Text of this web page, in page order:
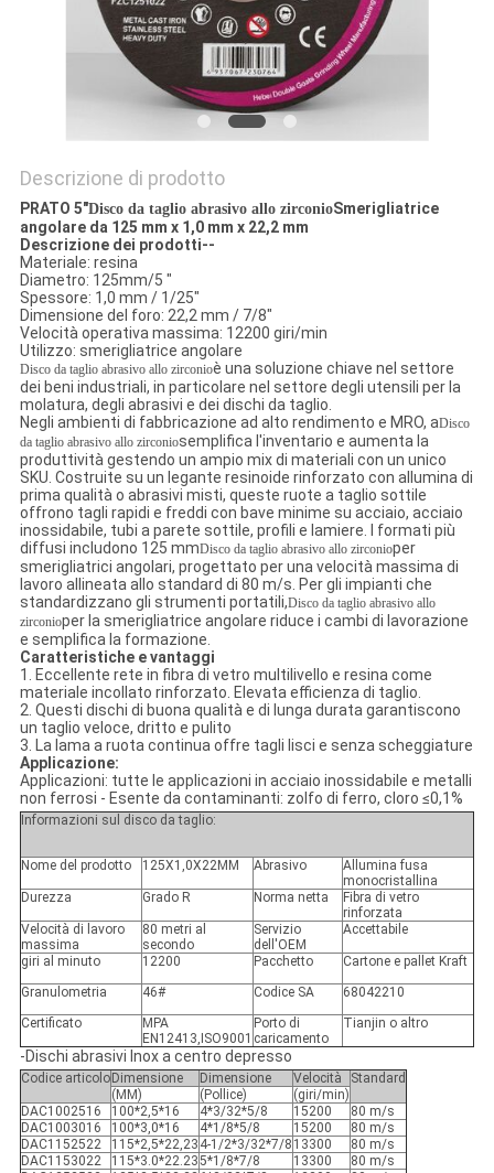
Descrizione di prodotto
PRATO 5"Disco da taglio abrasivo allo zirconioSmerigliatrice
angolare da 125 mm x 1,0 mm x 22,2 mm
Descrizione dei prodotti--
Materiale: resina
Diametro: 125mm/5 "
Spessore: 1,0 mm / 1/25"
Dimensione del foro: 22,2 mm / 7/8"
Velocità operativa massima: 12200 giri/min
Utilizzo: smerigliatrice angolare
Disco da taglio abrasivo allo zirconioè una soluzione chiave nel settore
dei beni industriali, in particolare nel settore degli utensili per la
molatura, degli abrasivi e dei dischi da taglio.
Negli ambienti di fabbricazione ad alto rendimento e MRO, aDisco
da taglio abrasivo allo zirconiosemplifica l'inventario e aumenta la
produttività gestendo un ampio mix di materiali con un unico
SKU. Costruite su un legante resinoide rinforzato con allumina di
prima qualità o abrasivi misti, queste ruote a taglio sottile
offrono tagli rapidi e freddi con bave minime su acciaio, acciaio
inossidabile, tubi a parete sottile, profili e lamiere. I formati più
diffusi includono 125 mmDisco da taglio abrasivo allo zirconioper
smerigliatrici angolari, progettato per una velocità massima di
lavoro allineata allo standard di 80 m/s. Per gli impianti che
standardizzano gli strumenti portatili,Disco da taglio abrasivo allo
zirconioper la smerigliatrice angolare riduce i cambi di lavorazione
e semplifica la formazione.
Caratteristiche e vantaggi
1. Eccellente rete in fibra di vetro multilivello e resina come
materiale incollato rinforzato. Elevata efficienza di taglio.
2. Questi dischi di buona qualità e di lunga durata garantiscono
un taglio veloce, dritto e pulito
3. La lama a ruota continua offre tagli lisci e senza scheggiature
Applicazione:
Applicazioni: tutte le applicazioni in acciaio inossidabile e metalli
non ferrosi - Esente da contaminanti: zolfo di ferro, cloro ≤0,1%
Informazioni sul disco da taglio:
Nome del prodotto 125X1,0X22MM Abrasivo
Allumina fusa
monocristallina
Durezza
Grado R Norma netta
Fibra di vetro
rinforzata
Velocità di lavoro
massima
80 metri al
secondo
Servizio
dell'OEM
Accettabile
giri al minuto 12200 Pacchetto
Cartone e pallet Kraft
Granulometria
46# Codice SA
68042210
Certificato
MPA
EN12413,ISO9001
Porto di
caricamento
Tianjin o altro
-Dischi abrasivi Inox a centro depresso
Codice articolo Dimensione Dimensione Velocità
Standard
(MM)
(Pollice)
(giri/min)
DAC1002516
100*2,5*16 4*3/32*5/8 15200
80 m/s
DAC1003016
100*3,0*16 4*1/8*5/8 15200
80 m/s
DAC1152522
115*2,5*22,23 4-1/2*3/32*7/8 13300
80 m/s
DAC1153022
115*3.0*22.235*1/8*7/8 13300
80 m/s